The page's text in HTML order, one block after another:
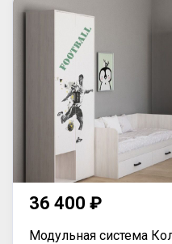
36 400 ₽
Модульная система